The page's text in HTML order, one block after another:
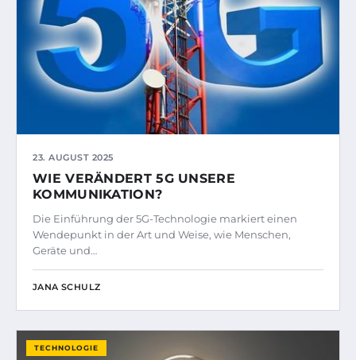
23. AUGUST 2025
WIE VERÄNDERT 5G UNSERE
KOMMUNIKATION?
Die Einführung der 5G-Technologie markiert einen
Wendepunkt in der Art und Weise, wie Menschen,
Geräte und…
JANA SCHULZ
TECHNOLOGIE